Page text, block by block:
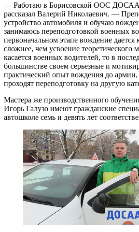
— Работаю в Борисовской ООС
рассказал Валерий Николаевич. —
устройство автомобиля и обучаю
занимаюсь переподготовкой военных
первоначальном этапе вождение
сложнее, чем усвоение теоретического
касается военных водителей, то в
большинстве своем серьезные и
практический опыт вождения до
проходят переподготовку на другую
Мастера же производственного
Игорь Галузо имеют гражданские
автошколе семь и девять лет